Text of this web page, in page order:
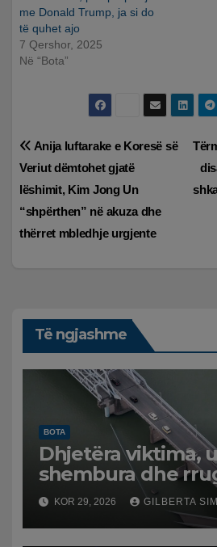
me Donald Trump, ja si do
të quhet ajo
7 Qershor, 2025
Në “Bota”
Lëvizje
te
postimet
Anija luftarake e Koresë së
Veriut dëmtohet gjatë
lëshimit, Kim Jong Un
“shpërthen” në akuza dhe
thërret mbledhje urgjente
Të ngjashme
BOTA
Dhjetëra viktima,
shembura dhe
dëmtuara! Japonia
nga tërmeti i
qindra mijëra të
KOR 29, 2026 GILBERTA